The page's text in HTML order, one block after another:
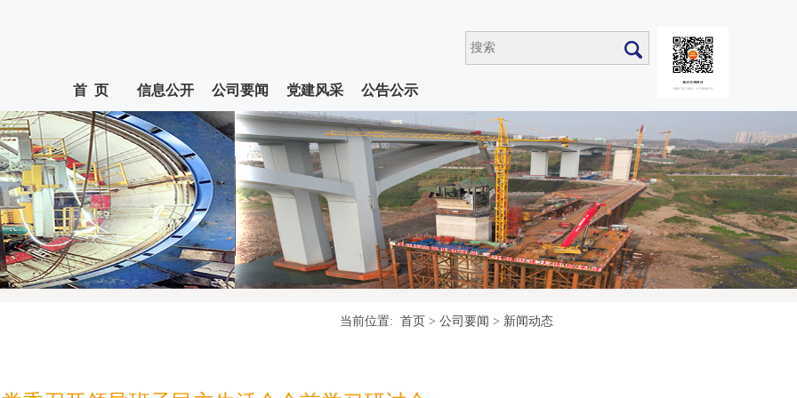
首 页 信息公开 公司要闻 党建风采 公告公示
当前位置: 首页 > 公司要闻 > 新闻动态